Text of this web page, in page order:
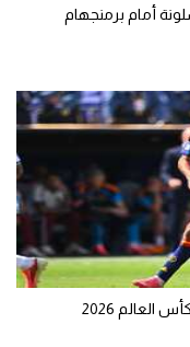
أمام برمنجهام
2026